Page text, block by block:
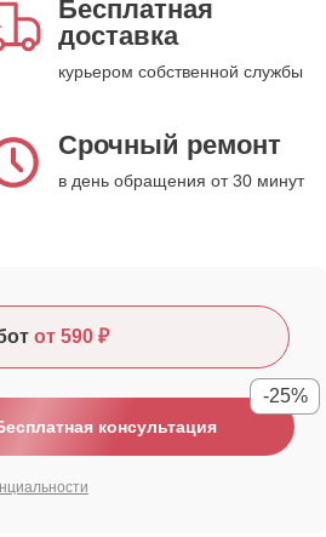
Бесплатная
доставка
курьером собственной службы
Срочный ремонт
в день обращения от 30 минут
от 590 ₽
консультация
-25%